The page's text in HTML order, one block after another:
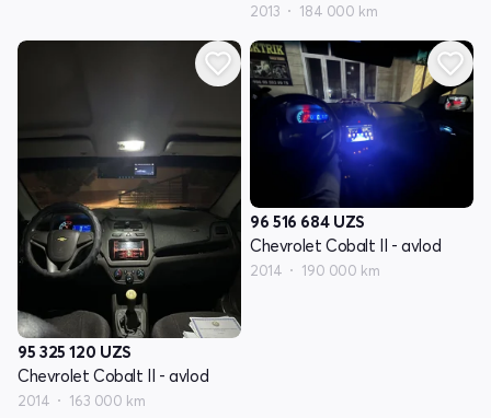
2013 184 000 km
95 325 120 UZS
Chevrolet Cobalt II - avlod
2014 163 000 km
96 516 684 UZS
Chevrolet Cobalt II - avlod
2014 190 000 km